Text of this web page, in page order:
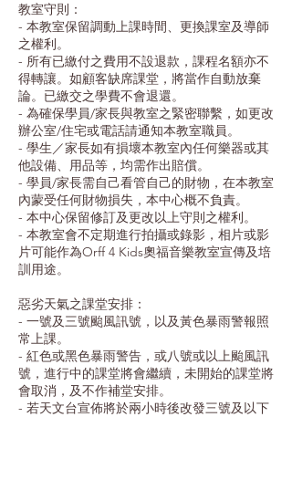
教室守則：
- 本教室保留調動上課時間、更換課室及導師
之權利。
- 所有已繳付之費用不設退款，課程名額亦不
得轉讓。如顧客缺席課堂，將當作自動放棄
論。已繳交之學費不會退還。
- 為確保學員/家長與教室之緊密聯繫，如更改
辦公室/住宅或電話請通知本教室職員。
- 學生／家長如有損壞本教室內任何樂器或其
他設備、用品等，均需作出賠償。
- 學員/家長需自己看管自己的財物，在本教室
內蒙受任何財物損失，本中心概不負責。
- 本中心保留修訂及更改以上守則之權利。
- 本教室會不定期進行拍攝或錄影，相片或影
片可能作為Orff 4 Kids奧福音樂教室宣傳及培
訓用途。
惡劣天氣之課堂安排：
- 一號及三號颱風訊號，以及黃色暴雨警報照
常上課。
- 紅色或黑色暴雨警告，或八號或以上颱風訊
號，進行中的課堂將會繼續，未開始的課堂將
會取消，及不作補堂安排。
- 若天文台宣佈將於兩小時後改發三號及以下